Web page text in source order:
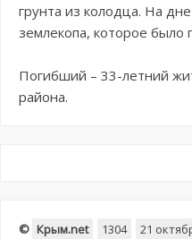
грунта из колодца. На
землекопа, которое было
Погибший – 33-летний
района.
© Крым.net 1304
21